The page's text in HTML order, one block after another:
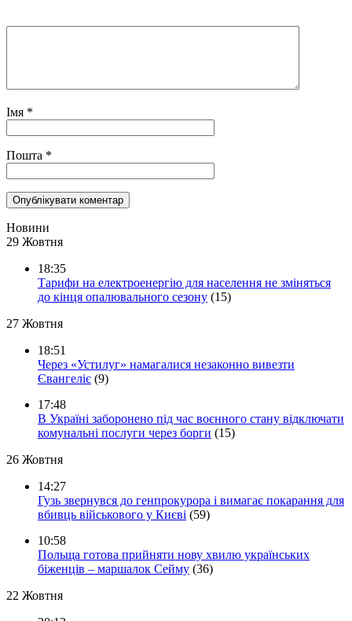
Імя *
Пошта *
Новини
29 Жовтня
18:35
Тарифи на електроенергію для населення не зміняться
до кінця опалювального сезону (15)
27 Жовтня
18:51
Через «Устилуг» намагалися незаконно вивезти
Євангеліє (9)
17:48
В Україні заборонено під час воєнного стану відключати
комунальні послуги через борги (15)
26 Жовтня
14:27
Гузь звернувся до генпрокурора і вимагає покарання для
вбивць військового у Києві (59)
10:58
Польща готова прийняти нову хвилю українських
біженців – маршалок Сейму (36)
22 Жовтня